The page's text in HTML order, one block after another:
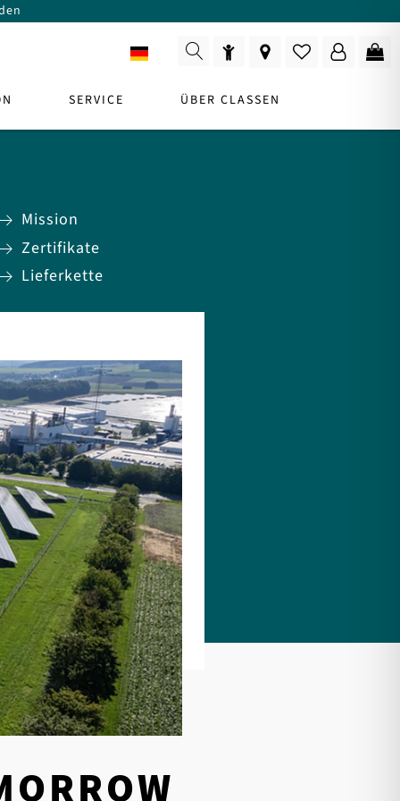
DE
SERVICE ÜBER CLASSEN
Zur Beratung
Mission
Zertifikate
Lieferkette